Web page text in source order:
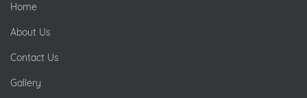
Home
About Us
Contact Us
Gallery